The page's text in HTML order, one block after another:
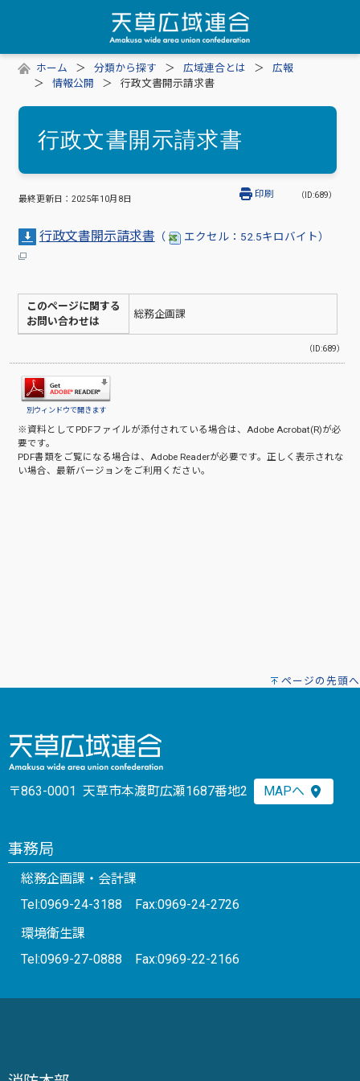
ホーム 分類から探す 広域連合とは
広報
情報公開
行政文書開示請求書
行政文書開示請求書
最終更新日： 2025年10月8日 （ID:689）
印刷
行政文書開示請求書 （ エクセル：52.5キロバイト）
このページに関する
お問い合わせは
総務企画課
（ID:689）
別ウィンドウで開きます
※資料としてPDFファイルが添付されている場合は、Adobe Acrobat(R)が必
要です。
PDF書類をご覧になる場合は、Adobe Readerが必要です。正しく表示されな
い場合、最新バージョンをご利用ください。
ページの先頭へ
〒863-0001 天草市本渡町広瀬1687番地2 MAPへ
事務局
総務企画課・会計課
Tel:0969-24-3188 Fax:0969-24-2726
環境衛生課
Tel:0969-27-0888 Fax:0969-22-2166